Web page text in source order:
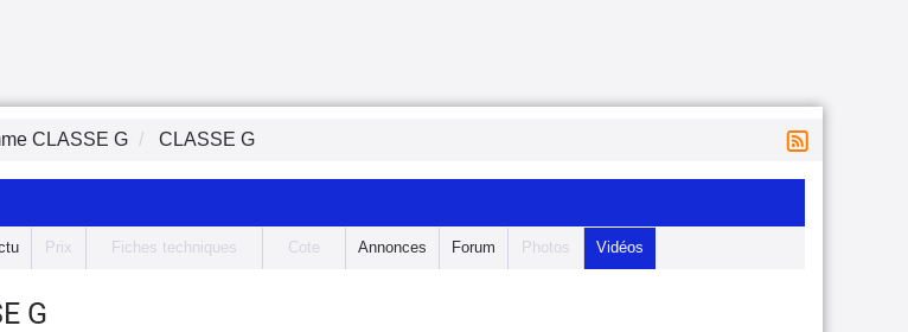
CLASSE G CLASSE G
Prix Fiches techniques Cote Annonces Forum Photos Vidéos
G